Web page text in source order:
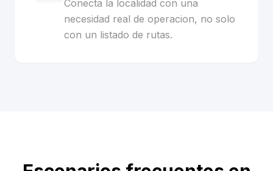
Conecta la localidad con una
necesidad real de operacion, no solo
con un listado de rutas.